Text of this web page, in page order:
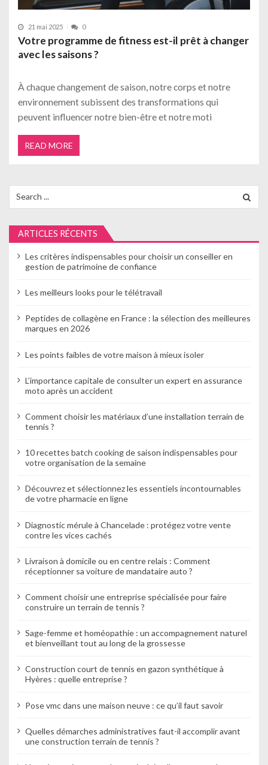
21 mai 2025 0
Votre programme de fitness est-il prêt à changer
avec les saisons ?
À chaque changement de saison, notre corps et notre
environnement subissent des transformations qui
peuvent influencer notre bien-être et notre moti
READ MORE
for:
ARTICLES RÉCENTS
Les critères indispensables pour choisir un conseiller en
gestion de patrimoine de confiance
Les meilleurs looks pour le télétravail
Peptides de collagène en France : la sélection des meilleures
marques en 2026
Les points faibles de votre maison à mieux isoler
L’importance capitale de consulter un expert en assurance
moto après un accident
Comment choisir les matériaux d’une installation terrain de
tennis ?
10 recettes batch cooking de saison indispensables pour
votre organisation de la semaine
Découvrez et sélectionnez les essentiels incontournables
de votre pharmacie en ligne
Diagnostic mérule à Chancelade : protégez votre vente
contre les vices cachés
Livraison à domicile ou en centre relais : Comment
réceptionner sa voiture de mandataire auto ?
Comment choisir une entreprise spécialisée pour faire
construire un terrain de tennis ?
Sage-femme et homéopathie : un accompagnement naturel
et bienveillant tout au long de la grossesse
Construction court de tennis en gazon synthétique à
Hyères : quelle entreprise ?
Pose vmc dans une maison neuve : ce qu’il faut savoir
Quelles démarches administratives faut-il accomplir avant
une construction terrain de tennis ?